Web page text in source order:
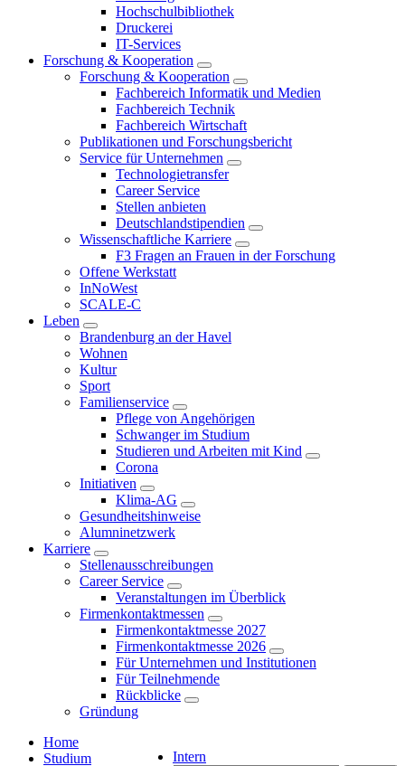
Hochschulbibliothek
Druckerei
IT-Services
Forschung & Kooperation
Forschung & Kooperation
Fachbereich Informatik und Medien
Fachbereich Technik
Fachbereich Wirtschaft
Publikationen und Forschungsbericht
Service für Unternehmen
Technologietransfer
Career Service
Stellen anbieten
Deutschlandstipendien
Wissenschaftliche Karriere
F3 Fragen an Frauen in der Forschung
Offene Werkstatt
InNoWest
SCALE-C
Leben
Brandenburg an der Havel
Wohnen
Kultur
Sport
Familienservice
Pflege von Angehörigen
Schwanger im Studium
Studieren und Arbeiten mit Kind
Corona
Initiativen
Klima-AG
Gesundheitshinweise
Alumninetzwerk
Karriere
Stellenausschreibungen
Career Service
Veranstaltungen im Überblick
Firmenkontaktmessen
Firmenkontaktmesse 2027
Firmenkontaktmesse 2026
Für Unternehmen und Institutionen
Für Teilnehmende
Rückblicke
Gründung
Intern
Home
Studium